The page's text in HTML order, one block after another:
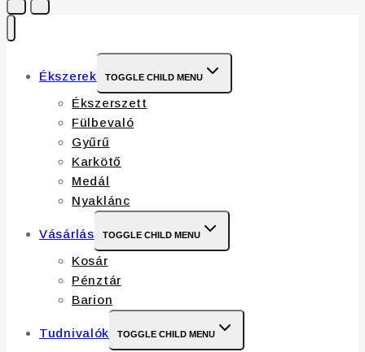
Ékszerek TOGGLE CHILD MENU
Ékszerszett
Fülbevaló
Gyűrű
Karkötő
Medál
Nyaklánc
Vásárlás TOGGLE CHILD MENU
Kosár
Pénztár
Barion
Tudnivalók TOGGLE CHILD MENU